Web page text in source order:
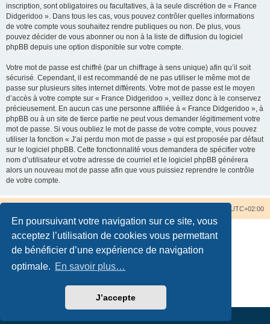
En poursuivant votre navigation sur ce site, vous
acceptez l’utilisation de cookies vous permettant
de bénéficier d’une expérience de navigation
optimale. En savoir plus…
J’accepte
inscription, sont obligatoires ou facultatives, à la seule discrétion de « France
Didgeridoo ». Dans tous les cas, vous pouvez contrôler quelles informations
de votre compte vous souhaitez rendre publiques ou non. De plus, vous
pouvez décider de vous abonner ou non à la liste de diffusion du logiciel
phpBB depuis une option disponible sur votre compte.
Votre mot de passe est chiffré (par un chiffrage à sens unique) afin qu’il soit
sécurisé. Cependant, il est recommandé de ne pas utiliser le même mot de
passe sur plusieurs sites internet différents. Votre mot de passe est le moyen
d’accès à votre compte sur « France Didgeridoo », veillez donc à le conservez
précieusement. En aucun cas une personne affiliée à « France Didgeridoo », à
phpBB ou à un site de tierce partie ne peut vous demander légitimement votre
mot de passe. Si vous oubliez le mot de passe de votre compte, vous pouvez
utiliser la fonction « J’ai perdu mon mot de passe » qui est proposée par défaut
sur le logiciel phpBB. Cette fonctionnalité vous demandera de spécifier votre
nom d’utilisateur et votre adresse de courriel et le logiciel phpBB générera
alors un nouveau mot de passe afin que vous puissiez reprendre le contrôle
de votre compte.
UTC+02:00
Traduction française officielle©
Confidentialité